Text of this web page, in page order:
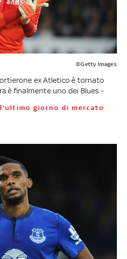
©Getty Images
ex Atletico è tornato
è finalmente uno dei Blues -
giorno di mercato